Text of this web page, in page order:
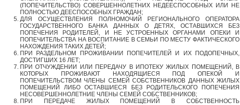
(ПОПЕЧИТЕЛЬСТВО) СОВЕРШЕННОЛЕТНИХ НЕДЕЕСПОСОБНЫХ ИЛИ НЕ
ПОЛНОСТЬЮ ДЕЕСПОСОБНЫХ ГРАЖДАН;
ДЛЯ ОСУЩЕСТВЛЕНИЯ ПОЛНОМОЧИЙ РЕГИОНАЛЬНОГО ОПЕРАТОРА
ГОСУДАРСТВЕННОГО БАНКА ДАННЫХ О ДЕТЯХ, ОСТАВШИХСЯ БЕЗ
ПОПЕЧЕНИЯ РОДИТЕЛЕЙ, И НЕ УСТРОЕННЫХ ОРГАНАМИ ОПЕКИ И
ПОПЕЧИТЕЛЬСТВА НА ВОСПИТАНИЕ В СЕМЬИ ПО МЕСТУ ФАКТИЧЕСКОГО
НАХОЖДЕНИЯ ТАКИХ ДЕТЕЙ;
ПРИ РАЗДЕЛЬНОМ ПРОЖИВАНИИ ПОПЕЧИТЕЛЕЙ И ИХ ПОДОПЕЧНЫХ,
ДОСТИГШИХ 16 ЛЕТ;
ПРИ ОТЧУЖДЕНИИ ИЛИ ПЕРЕДАЧУ В ИПОТЕКУ ЖИЛЫХ ПОМЕЩЕНИЙ, В
КОТОРЫХ ПРОЖИВАЮТ НАХОДЯЩИЕСЯ ПОД ОПЕКОЙ И
ПОПЕЧИТЕЛЬСТВОМ ЧЛЕНЫ СЕМЕЙ СОБСТВЕННИКОВ ДАННЫХ ЖИЛЫХ
ПОМЕЩЕНИЙ ЛИБО ОСТАВШИЕСЯ БЕЗ РОДИТЕЛЬСКОГО ПОПЕЧЕНИЯ
НЕСОВЕРШЕННОЛЕТНИЕ ЧЛЕНЫ СЕМЕЙ СОБСТВЕННИКОВ;
ПРИ ПЕРЕДАЧЕ ЖИЛЫХ ПОМЕЩЕНИЙ В СОБСТВЕННОСТЬ